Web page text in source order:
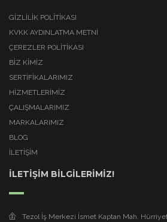
GIZLILIK POLITIKASI
KVKK AYDINLATMA METNI
ÇEREZLER POLITIKASI
BİZ KİMİZ
SERTİFİKALARIMIZ
HİZMETLERİMİZ
ÇALIŞMALARIMIZ
MARKALARIMIZ
BLOG
İLETİŞİM
İLETİŞİM BİLGİLERİMİZ!
Tezol İş Merkezi İsmet Kaptan Mah.